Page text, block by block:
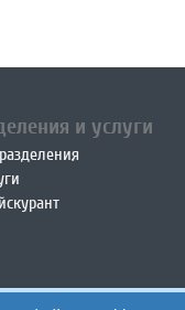
и услуги